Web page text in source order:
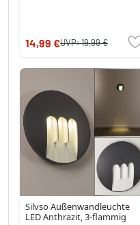
14,99 €UVP:19,99 €
Silvso Außenwandleuchte
LED Anthrazit, 3-flammig